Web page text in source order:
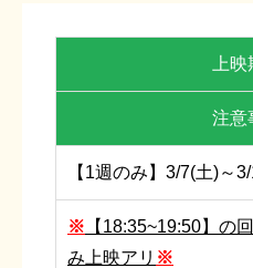
上
注意
【1週のみ】3/7(土)～
※ 【18:35~19:50】の
み上映アリ ※